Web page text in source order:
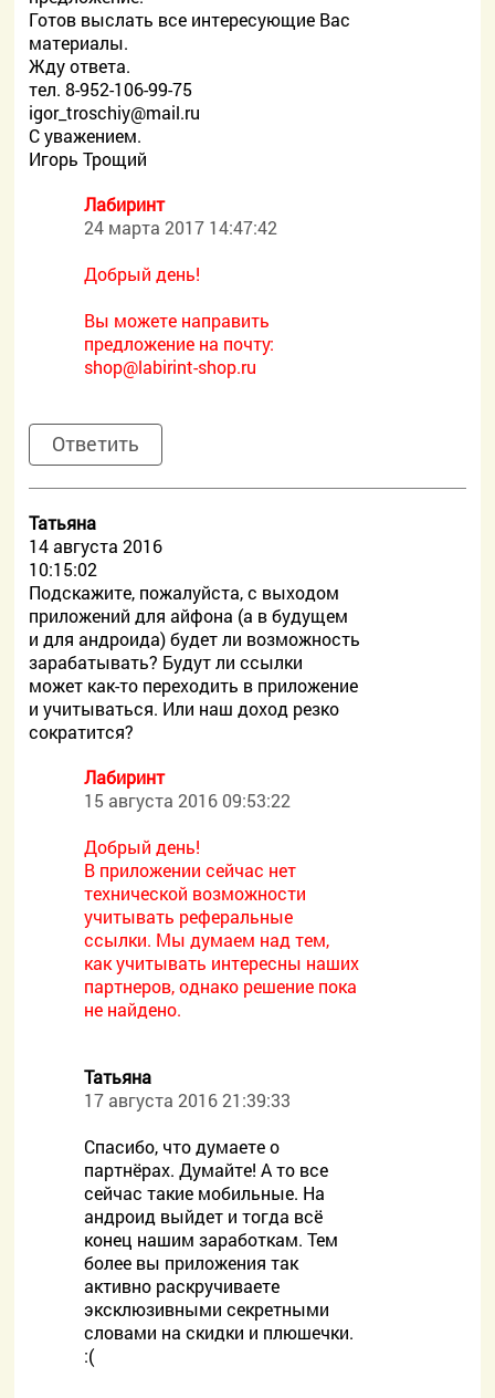
Готов выслать все интересующие Вас
материалы.
Жду ответа.
тел. 8-952-106-99-75
igor_troschiy@mail.ru
С уважением.
Игорь Трощий
Лабиринт
24 марта 2017 14:47:42
Добрый день!
Вы можете направить
предложение на почту:
shop@labirint-shop.ru
Ответить
Татьяна
14 августа 2016
10:15:02
Подскажите, пожалуйста, с выходом
приложений для айфона (а в будущем
и для андроида) будет ли возможность
зарабатывать? Будут ли ссылки
может как-то переходить в приложение
и учитываться. Или наш доход резко
сократится?
Лабиринт
15 августа 2016 09:53:22
Добрый день!
В приложении сейчас нет
технической возможности
учитывать реферальные
ссылки. Мы думаем над тем,
как учитывать интересны наших
партнеров, однако решение пока
не найдено.
Татьяна
17 августа 2016 21:39:33
Спасибо, что думаете о
партнёрах. Думайте! А то все
сейчас такие мобильные. На
андроид выйдет и тогда всё
конец нашим заработкам. Тем
более вы приложения так
активно раскручиваете
эксклюзивными секретными
словами на скидки и плюшечки.
:(